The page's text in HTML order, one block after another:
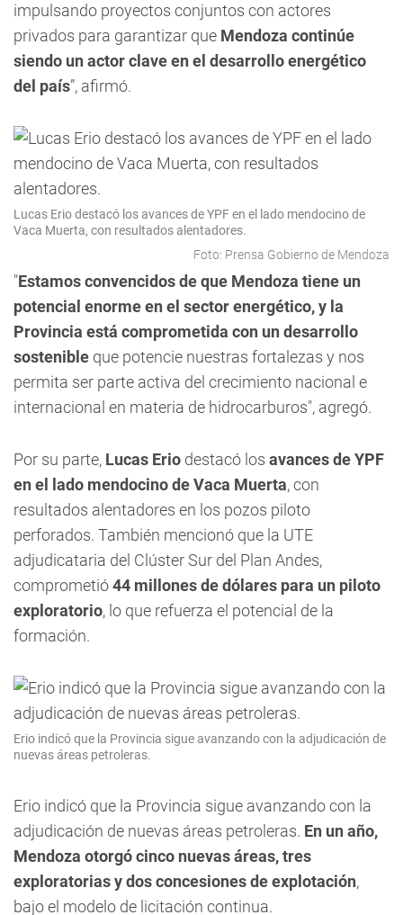
impulsando proyectos conjuntos con actores
privados para garantizar que Mendoza continúe
siendo un actor clave en el desarrollo energético
del país”, afirmó.
Lucas Erio destacó los avances de YPF en el lado mendocino de
Vaca Muerta, con resultados alentadores.
Foto: Prensa Gobierno de Mendoza
"Estamos convencidos de que Mendoza tiene un
potencial enorme en el sector energético, y la
Provincia está comprometida con un desarrollo
sostenible que potencie nuestras fortalezas y nos
permita ser parte activa del crecimiento nacional e
internacional en materia de hidrocarburos", agregó.
Por su parte, Lucas Erio destacó los avances de YPF
en el lado mendocino de Vaca Muerta, con
resultados alentadores en los pozos piloto
perforados. También mencionó que la UTE
adjudicataria del Clúster Sur del Plan Andes,
comprometió44 millones de dólares para un piloto
exploratorio, lo que refuerza el potencial de la
formación.
Erio indicó que la Provincia sigue avanzando con la adjudicación de
nuevas áreas petroleras.
Erio indicó que la Provincia sigue avanzando con la
adjudicación de nuevas áreas petroleras. En un año,
Mendoza otorgó cinco nuevas áreas, tres
exploratorias y dos concesiones de explotación,
bajo el modelo de licitación continua.